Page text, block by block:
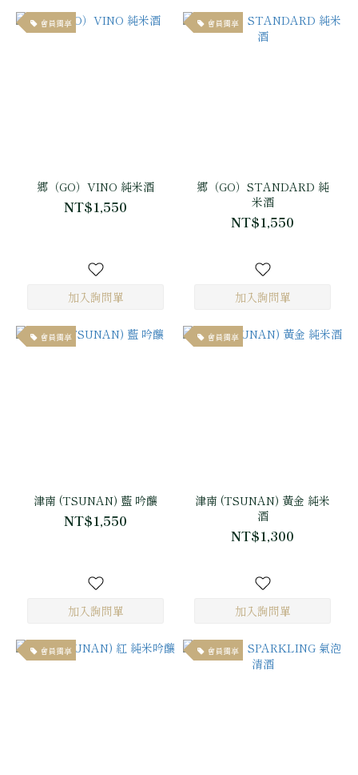
會員獨享
郷（GO）VINO 純米酒
NT$1,550
會員獨享
郷（GO）STANDARD 純
米酒
NT$1,550
會員獨享
津南 (TSUNAN) 藍 吟釀
NT$1,550
會員獨享
津南 (TSUNAN) 黃金 純米
酒
NT$1,300
會員獨享 會員獨享